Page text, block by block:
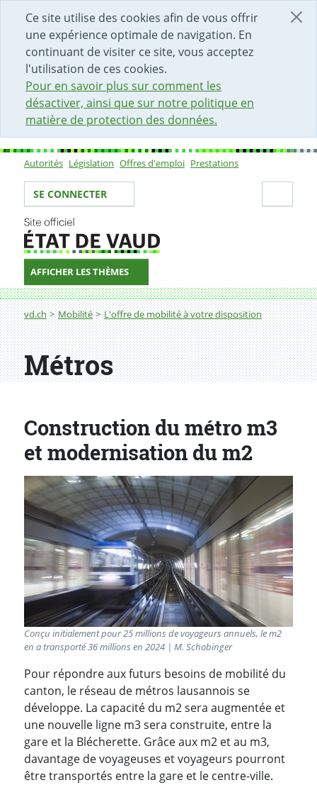
Ce site utilise des cookies afin de vous offrir
une expérience optimale de navigation. En
continuant de visiter ce site, vous acceptez
l'utilisation de ces cookies.
Pour en savoir plus sur comment les
désactiver, ainsi que sur notre politique en
matière de protection des données.
DÉBUT DU CONTENU DE LA PAGE
ACCÈS AU CHAMP DE RECHERCHE
PAGE D'ACCUEIL
FORMULAIRE DE CONTACT
Sous-navigation
Autorités Législation Offres d'emploi Prestations
Votre identité
SE CONNECTER
AFFICHER LES THÈMES
Fil d'Ariane
vd.ch Mobilité L'offre de mobilité à votre disposition
Métros
Métros
Construction du métro m3
et modernisation du m2
Conçu initialement pour 25 millions de voyageurs annuels, le m2
en a transporté 36 millions en 2024 | M. Schobinger
Pour répondre aux futurs besoins de mobilité du
canton, le réseau de métros lausannois se
développe. La capacité du m2 sera augmentée et
une nouvelle ligne m3 sera construite, entre la
gare et la Blécherette. Grâce aux m2 et au m3,
davantage de voyageuses et voyageurs pourront
être transportés entre la gare et le centre-ville.